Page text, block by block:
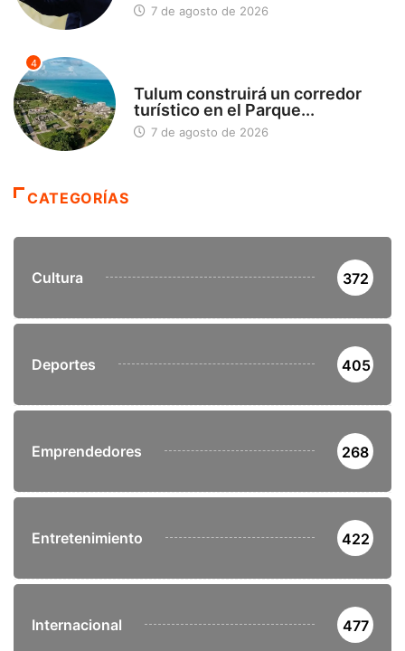
7 de agosto de 2026
4
Tulum construirá un corredor
turístico en el Parque...
7 de agosto de 2026
CATEGORÍAS
Cultura 372
Deportes 405
Emprendedores 268
Entretenimiento 422
Internacional 477